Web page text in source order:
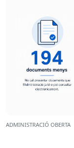
ADMINISTRACIÓ OBERTA